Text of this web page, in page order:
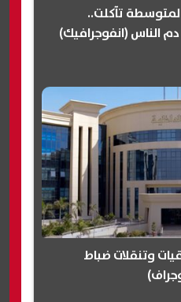
تآكلت..
الناس (انفوجرافيك)
وتنقلات ضباط